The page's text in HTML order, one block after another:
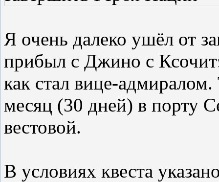
Я очень далеко ушёл от
прибыл с Джино с
как стал вице-
месяц (30 дней) в порту
вестовой.
В условиях квеста